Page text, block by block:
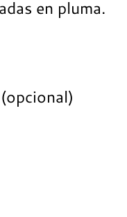
en pluma.